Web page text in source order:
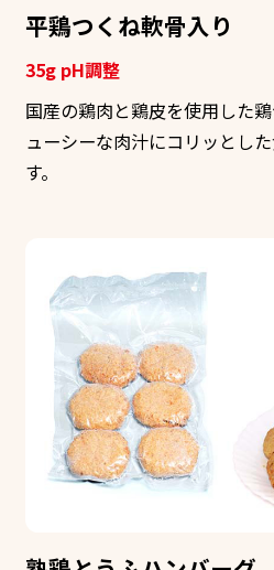
平鶏つくね軟骨入り
35g pH調整
国産の鶏肉と鶏皮を使用した
ューシーな肉汁にコリッとし
す。